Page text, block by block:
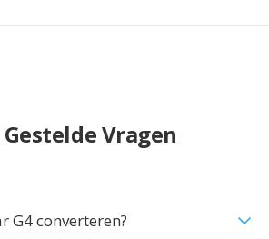
Vragen
G4 converteren?